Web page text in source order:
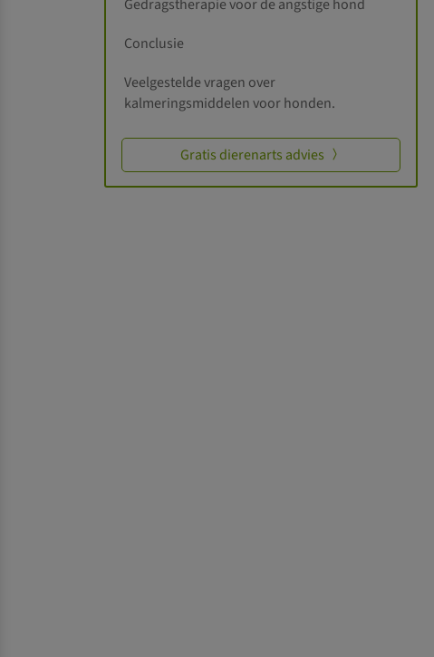
Gedragstherapie voor de angstige hond
Conclusie
Veelgestelde vragen over
kalmeringsmiddelen voor honden.
Gratis dierenarts advies